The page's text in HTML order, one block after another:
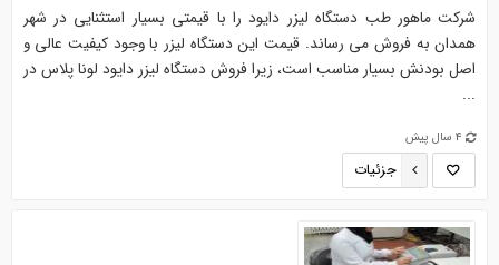
شرکت ماهور طب دستگاه لیزر دایود را با قیمتی بسیار استثنایی در شهر
همدان به فروش می رساند. قیمت این دستگاه لیزر با وجود کیفیت عالی و
اصل بودنش بسیار مناسب است، زیرا فروش دستگاه لیزر دایود لونا پلاس در
...
4 سال پیش
جزئیات